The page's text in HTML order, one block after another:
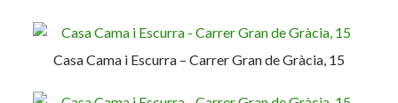
Casa Cama i Escurra – Carrer Gran de Gràcia, 15